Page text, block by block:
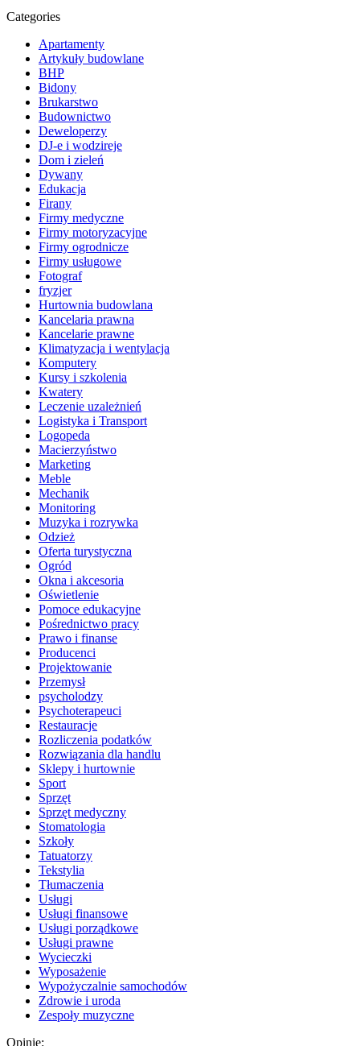
Categories
Apartamenty
Artykuły budowlane
BHP
Bidony
Brukarstwo
Budownictwo
Deweloperzy
DJ-e i wodzireje
Dom i zieleń
Dywany
Edukacja
Firany
Firmy medyczne
Firmy motoryzacyjne
Firmy ogrodnicze
Firmy usługowe
Fotograf
fryzjer
Hurtownia budowlana
Kancelaria prawna
Kancelarie prawne
Klimatyzacja i wentylacja
Komputery
Kursy i szkolenia
Kwatery
Leczenie uzależnień
Logistyka i Transport
Logopeda
Macierzyństwo
Marketing
Meble
Mechanik
Monitoring
Muzyka i rozrywka
Odzież
Oferta turystyczna
Ogród
Okna i akcesoria
Oświetlenie
Pomoce edukacyjne
Pośrednictwo pracy
Prawo i finanse
Producenci
Projektowanie
Przemysł
psycholodzy
Psychoterapeuci
Restauracje
Rozliczenia podatków
Rozwiązania dla handlu
Sklepy i hurtownie
Sport
Sprzęt
Sprzęt medyczny
Stomatologia
Szkoły
Tatuatorzy
Tekstylia
Tłumaczenia
Usługi
Usługi finansowe
Usługi porządkowe
Usługi prawne
Wycieczki
Wyposażenie
Wypożyczalnie samochodów
Zdrowie i uroda
Zespoły muzyczne
Opinie: